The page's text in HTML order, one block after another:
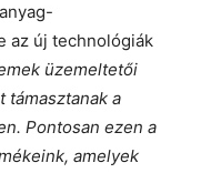
az új technológiák
üzemeltetői
a
Pontosan ezen a
amelyek